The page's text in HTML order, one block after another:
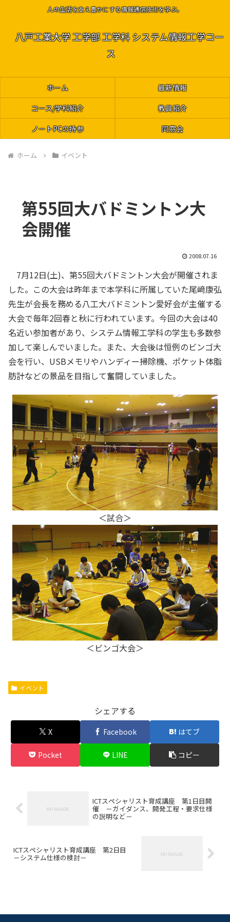
人の生活を支え豊かにする情報通信技術を学ぶ。
八戸工業大学 工学部 工学科 システム情報工学コー
ス
ホーム
最新情報
コース/学科紹介
教員紹介
ノートPCの持参
同窓会
ホーム イベント
第55回大バドミントン大
会開催
2008.07.16
7月12日(土)、第55回大バドミントン大会が開催されま
した。この大会は昨年まで本学科に所属していた尾﨑康弘
先生が会長を務める八工大バドミントン愛好会が主催する
大会で毎年2回春と秋に行われています。今回の大会は40
名近い参加者があり、システム情報工学科の学生も多数参
加して楽しんでいました。また、大会後は恒例のビンゴ大
会を行い、USBメモリやハンディー掃除機、ポケット体脂
肪計などの景品を目指して奮闘していました。
＜試合＞
＜ビンゴ大会＞
イベント
シェアする
X Facebook はてブ
Pocket LINE コピー
ICTスペシャリスト育成講座 第1日目開
催 －ガイダンス、開発工程・要求仕様
の説明など－
ICTスペシャリスト育成講座 第2日目
－システム仕様の検討－